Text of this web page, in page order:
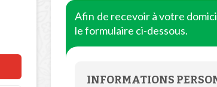
Afin de recevoir à votre
le formulaire ci-dessous.
INFORMATIONS